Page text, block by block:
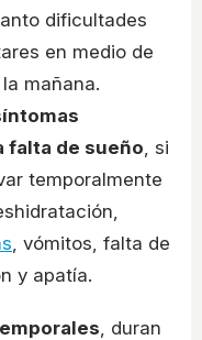
tanto dificultades
en medio de
mañana.
falta de sueño , si
temporalmente
, vómitos, falta de
y apatía.
, duran